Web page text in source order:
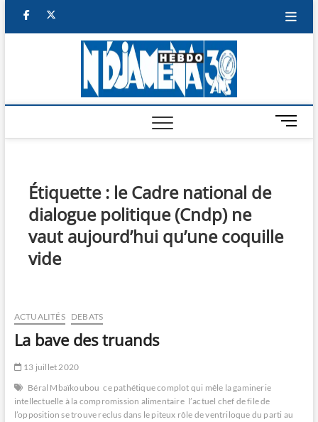
facebook
M
e
o
Étiquette : le Cadre national de
dialogue politique (Cndp) ne
vaut aujourd’hui qu’une coquille
vide
ACTUALITÉS DEBATS
La bave des truands
13 juillet 2020
Béral Mbaïkoubou ce pathétique complot qui mêle la gaminerie
intellectuelle à la compromission alimentaire l’actuel chef de file de
l’opposition se trouve reclus dans le piteux rôle de ventriloque du parti au